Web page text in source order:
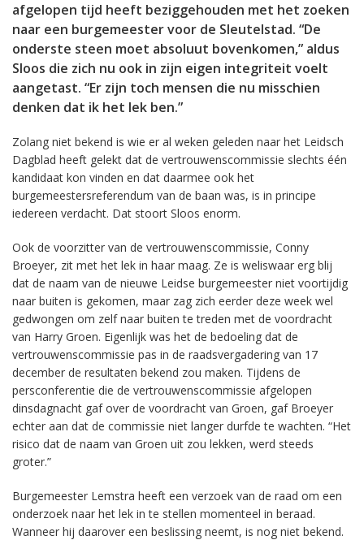
afgelopen tijd heeft beziggehouden met het zoeken
naar een burgemeester voor de Sleutelstad. “De
onderste steen moet absoluut bovenkomen,” aldus
Sloos die zich nu ook in zijn eigen integriteit voelt
aangetast. “Er zijn toch mensen die nu misschien
denken dat ik het lek ben.”
Zolang niet bekend is wie er al weken geleden naar het Leidsch
Dagblad heeft gelekt dat de vertrouwenscommissie slechts één
kandidaat kon vinden en dat daarmee ook het
burgemeestersreferendum van de baan was, is in principe
iedereen verdacht. Dat stoort Sloos enorm.
Ook de voorzitter van de vertrouwenscommissie, Conny
Broeyer, zit met het lek in haar maag. Ze is weliswaar erg blij
dat de naam van de nieuwe Leidse burgemeester niet voortijdig
naar buiten is gekomen, maar zag zich eerder deze week wel
gedwongen om zelf naar buiten te treden met de voordracht
van Harry Groen. Eigenlijk was het de bedoeling dat de
vertrouwenscommissie pas in de raadsvergadering van 17
december de resultaten bekend zou maken. Tijdens de
persconferentie die de vertrouwenscommissie afgelopen
dinsdagnacht gaf over de voordracht van Groen, gaf Broeyer
echter aan dat de commissie niet langer durfde te wachten. “Het
risico dat de naam van Groen uit zou lekken, werd steeds
groter.”
Burgemeester Lemstra heeft een verzoek van de raad om een
onderzoek naar het lek in te stellen momenteel in beraad.
Wanneer hij daarover een beslissing neemt, is nog niet bekend.